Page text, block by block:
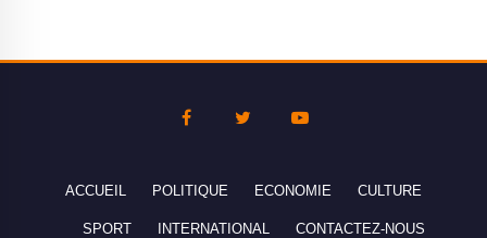
ACCUEIL POLITIQUE ECONOMIE CULTURE
SPORT INTERNATIONAL CONTACTEZ-NOUS